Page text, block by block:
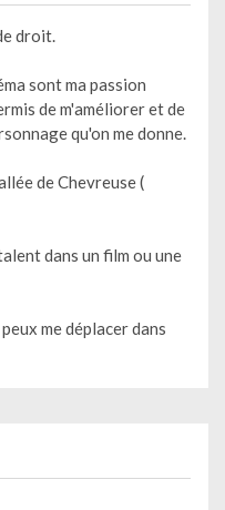
droit.
sont ma passion
de m'améliorer et de
qu'on me donne.
de Chevreuse (
dans un film ou une
me déplacer dans